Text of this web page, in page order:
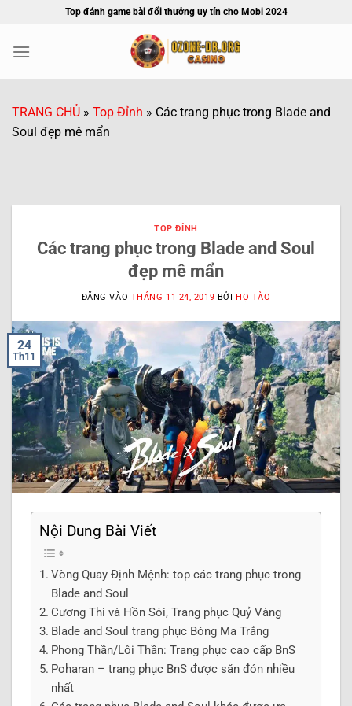
nội
Top đánh game bài đổi thưởng uy tín cho Mobi 2024
TRANG CHỦ » Top Đỉnh » Các trang phục trong Blade and
Soul đẹp mê mẩn
TOP ĐỈNH
Các trang phục trong Blade and Soul
đẹp mê mẩn
ĐĂNG VÀO THÁNG 11 24, 2019 BỞI HỌ TÀO
24
Th11
Nội Dung Bài Viết
Vòng Quay Định Mệnh: top các trang phục trong
Blade and Soul
Cương Thi và Hồn Sói, Trang phục Quỷ Vàng
Blade and Soul trang phục Bóng Ma Trắng
Phong Thần/Lôi Thần: Trang phục cao cấp BnS
Poharan – trang phục BnS được săn đón nhiều
nhất